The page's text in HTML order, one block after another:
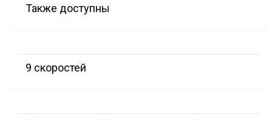
Также доступны
9 скоростей